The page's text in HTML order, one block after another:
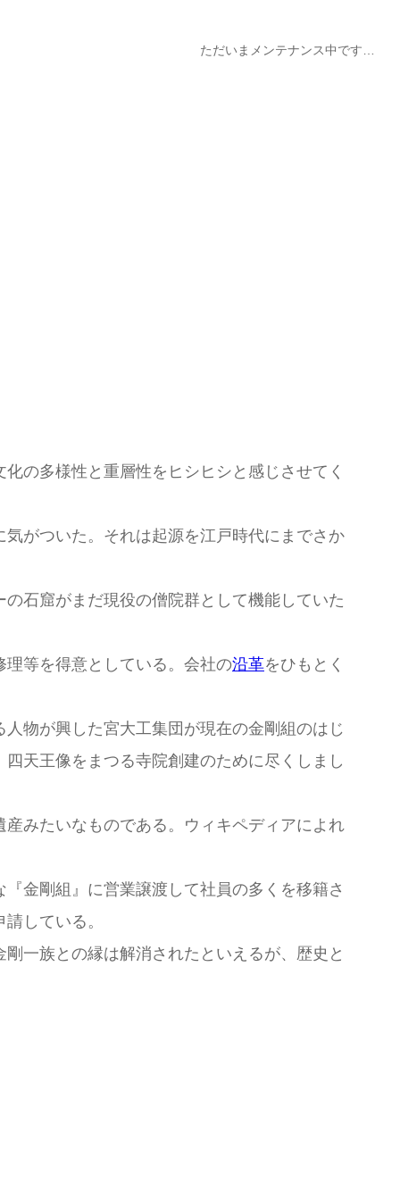
ただいまメンテナンス中です…
の多様性と重層性をヒシヒシと感じさせてく
がついた。それは起源を江戸時代にまでさか
石窟がまだ現役の僧院群として機能していた
等を得意としている。会社の沿革をひもとく
物が興した宮大工集団が現在の金剛組のはじ
天王像をまつる寺院創建のために尽くしまし
みたいなものである。ウィキペディアによれ
金剛組』に営業譲渡して社員の多くを移籍さ
している。
一族との縁は解消されたといえるが、歴史と